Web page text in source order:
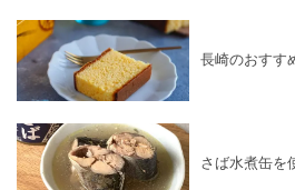
長崎のおすす
さば水煮缶を